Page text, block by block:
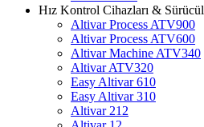
Hız Kontrol Cihazları &
Altivar Process ATV900
Altivar Process ATV600
Altivar Machine ATV340
Altivar ATV320
Easy Altivar 610
Easy Altivar 310
Altivar 212